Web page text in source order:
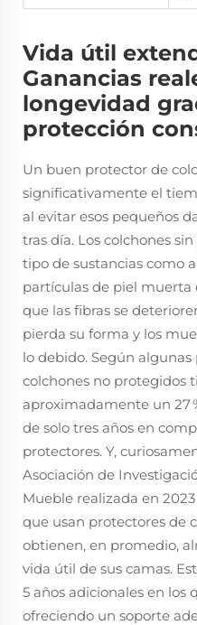
Vida útil
Ganancias
longevidad
protección
Un buen protector de
significativamente el
al evitar esos pequeños
tras día. Los colchones
tipo de sustancias como
partículas de piel muerta
que las fibras se
pierda su forma y los
lo debido. Según
colchones no protegidos
aproximadamente un 27
de solo tres años en
protectores. Y,
Asociación de
Mueble realizada en
que usan protectores de
obtienen, en promedio,
vida útil de sus camas.
5 años adicionales en los
ofreciendo un soporte